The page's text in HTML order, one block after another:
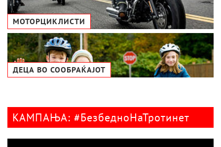
МОТОРЦИКЛИСТИ
ДЕЦА ВО СООБРАЌАЈОТ
КАМПАЊА: #БезбедноНаТротинет